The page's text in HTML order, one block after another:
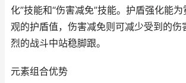
化”技能和“伤害减免”技能。护盾强化能
观的护盾值，伤害减免则可减少受到的伤
烈的战斗中站稳脚跟。
元素组合优势